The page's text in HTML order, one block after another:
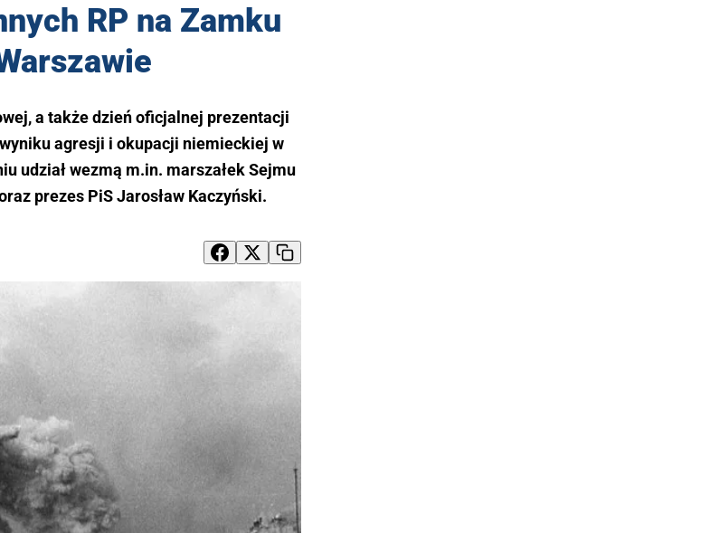
RP na Zamku
a także dzień oficjalnej prezentacji
agresji i okupacji niemieckiej w
udział wezmą m.in. marszałek Sejmu
prezes PiS Jarosław Kaczyński.